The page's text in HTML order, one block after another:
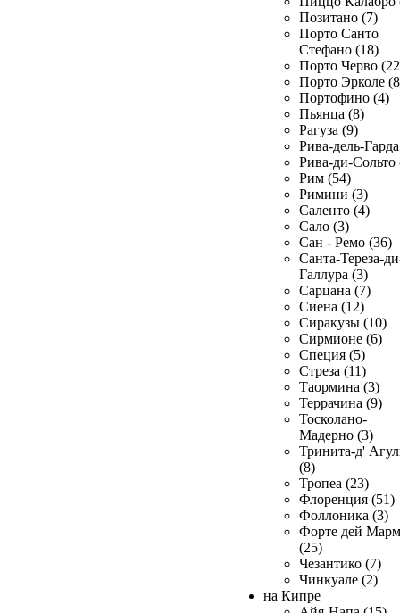
Позитано (7)
Порто Санто
Стефано (18)
Порто Черво
Порто Эрколе
Портофино (4)
Пьянца (8)
Рагуза (9)
Рива-дель-
Рива-ди-Сольто
Рим (54)
Римини (3)
Саленто (4)
Сало (3)
Сан - Ремо (36)
Санта-Тереза-
Галлура (3)
Сарцана (7)
Сиена (12)
Сиракузы (10)
Сирмионе (6)
Специя (5)
Стреза (11)
Таормина (3)
Террачина (9)
Тосколано-
Мадерно (3)
Тринита-д'
(8)
Тропеа (23)
Флоренция (51)
Фоллоника (3)
Форте дей
(25)
Чезантико (7)
Чинкуале (2)
на Кипре